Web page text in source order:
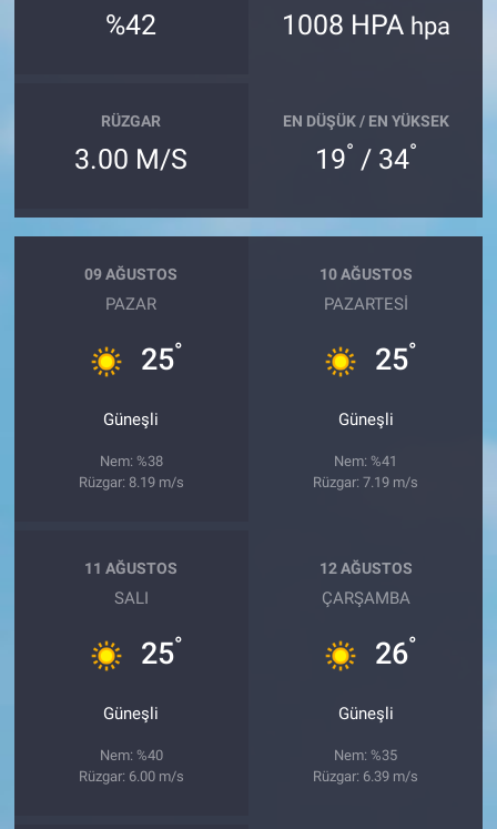
%42 1008 HPA hpa
RÜZGAR
3.00 M/S
EN DÜŞÜK / EN YÜKSEK
19° / 34°
09 AĞUSTOS
PAZAR
25°
Güneşli
Nem: %38
Rüzgar: 8.19 m/s
10 AĞUSTOS
PAZARTESI
25°
Güneşli
Nem: %41
Rüzgar: 7.19 m/s
11 AĞUSTOS
SALI
25°
Güneşli
Nem: %40
Rüzgar: 6.00 m/s
12 AĞUSTOS
ÇARŞAMBA
26°
Güneşli
Nem: %35
Rüzgar: 6.39 m/s